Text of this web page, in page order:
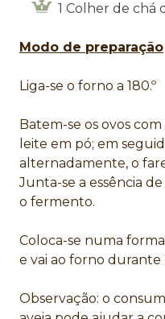
1 Colher de chá
Modo de preparação
Liga-se o forno a 180.º
Batem-se os ovos
leite em pó; em
alternadamente, o
Junta-se a essência
o fermento.
Coloca-se numa
e vai ao forno durante
Observação: o